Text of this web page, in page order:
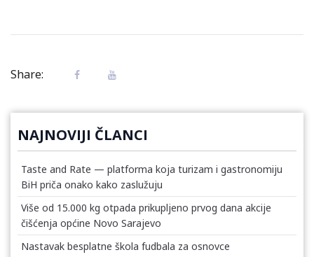
Share:
NAJNOVIJI ČLANCI
Taste and Rate — platforma koja turizam i gastronomiju
BiH priča onako kako zaslužuju
Više od 15.000 kg otpada prikupljeno prvog dana akcije
čišćenja općine Novo Sarajevo
Nastavak besplatne škola fudbala za osnovce